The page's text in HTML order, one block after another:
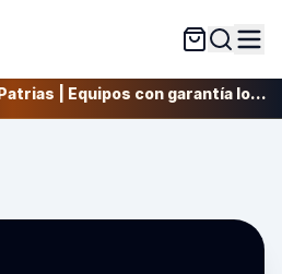
Ofertas por Fiestas Patrias | Equipos con garantía local y respaldo técnico real | Atención y envíos 24/7 | siempre listos para ayudarte | Únete a nuestra gran comunidad de riders SEGWAY